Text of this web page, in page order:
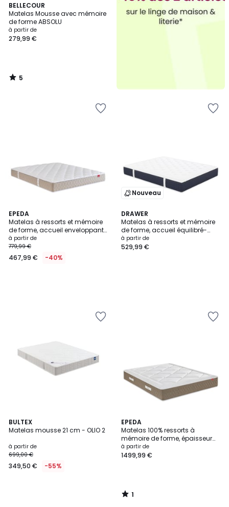
BELLECOUR
Matelas Mousse avec mémoire
de forme ABSOLU
à partir de
279,99 €
5
/
5
5
/
EPEDA
Matelas à ressorts et mémoire
de forme, accueil enveloppant-
EGERIE 3
à partir de
779,99 €
467,99 € -40%
Nouveau
DRAWER
Matelas à ressorts et mémoire
de forme, accueil équilibré-
MOJO
à partir de
529,99 €
BULTEX
Matelas mousse 21 cm - OLIO 2
à partir de
699,00 €
349,50 € -55%
EPEDA
Matelas 100% ressorts à
mémoire de forme, épaisseur
28cm, accueil moelleux-
NÉRÉIDE
à partir de
1499,99 €
1
/
5
1
/